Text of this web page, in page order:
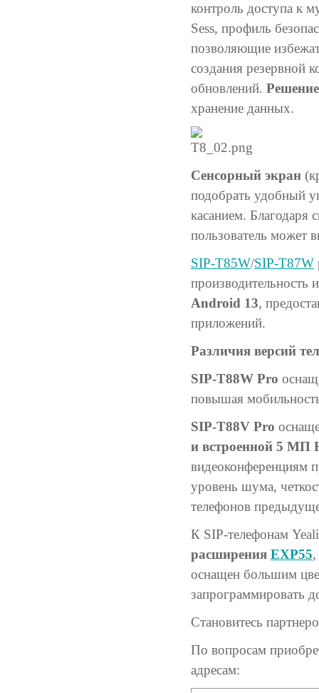
контроль доступа к
Sess, профиль
позволяющие
создания резервной
обновлений.
хранение данных.
Сенсорный экран
подобрать удобный
касанием. Благодаря
пользователь может
SIP-T85W/SIP-T87W
производительность
Android 13,
приложений.
Различия версий
SIP-T88W Pro
повышая
SIP-T88V Pro
и встроенной 5 МП
видеоконференциям
уровень шума,
телефонов
К SIP-телефонам
расширения EXP55
оснащен большим
запрограммировать
Становитесь
По вопросам
адресам: